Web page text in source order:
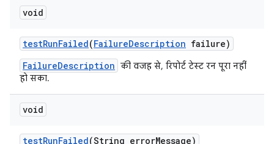
void
testRunFailed(FailureDescription failure)
FailureDescription की वजह से, रिपोर्ट टेस्ट रन पूरा नहीं
हो सका.
void
testRunFailed(String errorMessage)